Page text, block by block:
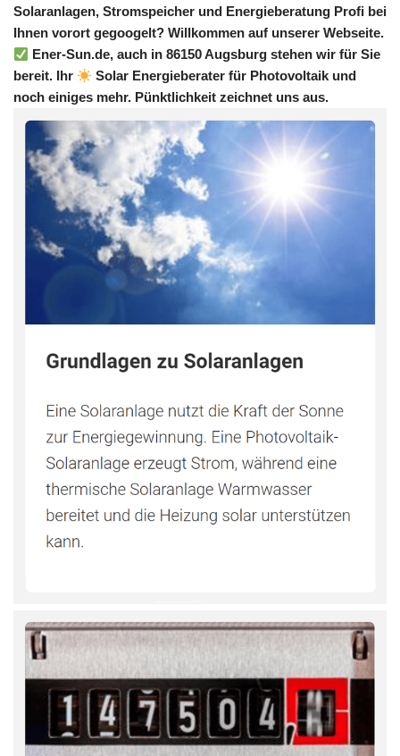
Solaranlagen, Stromspeicher und Energieberatung Profi bei
Ihnen vorort gegoogelt? Willkommen auf unserer Webseite.
Ener-Sun.de, auch in 86150 Augsburg stehen wir für Sie
bereit. Ihr
Solar Energieberater für Photovoltaik und
noch einiges mehr. Pünktlichkeit zeichnet uns aus.